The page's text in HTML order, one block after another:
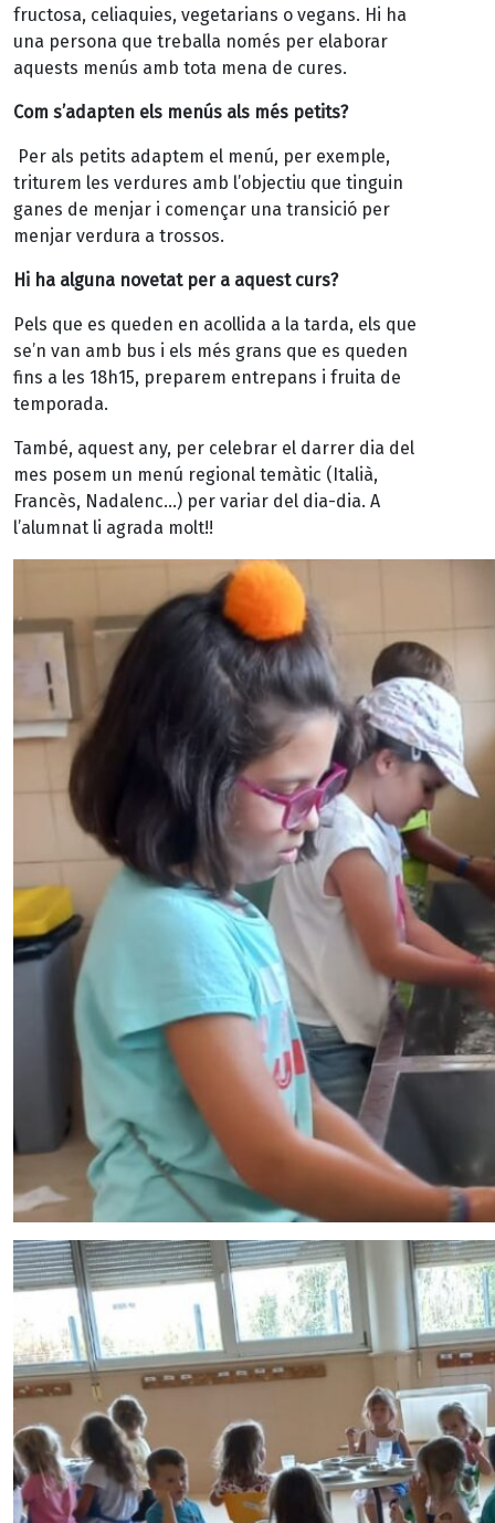
fructosa, celiaquies, vegetarians o vegans. Hi ha
una persona que treballa només per elaborar
aquests menús amb tota mena de cures.
Com s’adapten els menús als més petits?
Per als petits adaptem el menú, per exemple,
triturem les verdures amb l’objectiu que tinguin
ganes de menjar i començar una transició per
menjar verdura a trossos.
Hi ha alguna novetat per a aquest curs?
Pels que es queden en acollida a la tarda, els que
se’n van amb bus i els més grans que es queden
fins a les 18h15, preparem entrepans i fruita de
temporada.
També, aquest any, per celebrar el darrer dia del
mes posem un menú regional temàtic (Italià,
Francès, Nadalenc…) per variar del dia-dia. A
l’alumnat li agrada molt!!